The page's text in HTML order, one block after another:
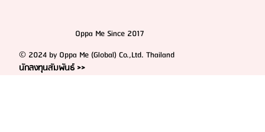
Oppa Me Since 2017
© 2024 by Oppa Me (Global) Co.,Ltd. Thailand
นักลงทุนสัมพันธ์ >>